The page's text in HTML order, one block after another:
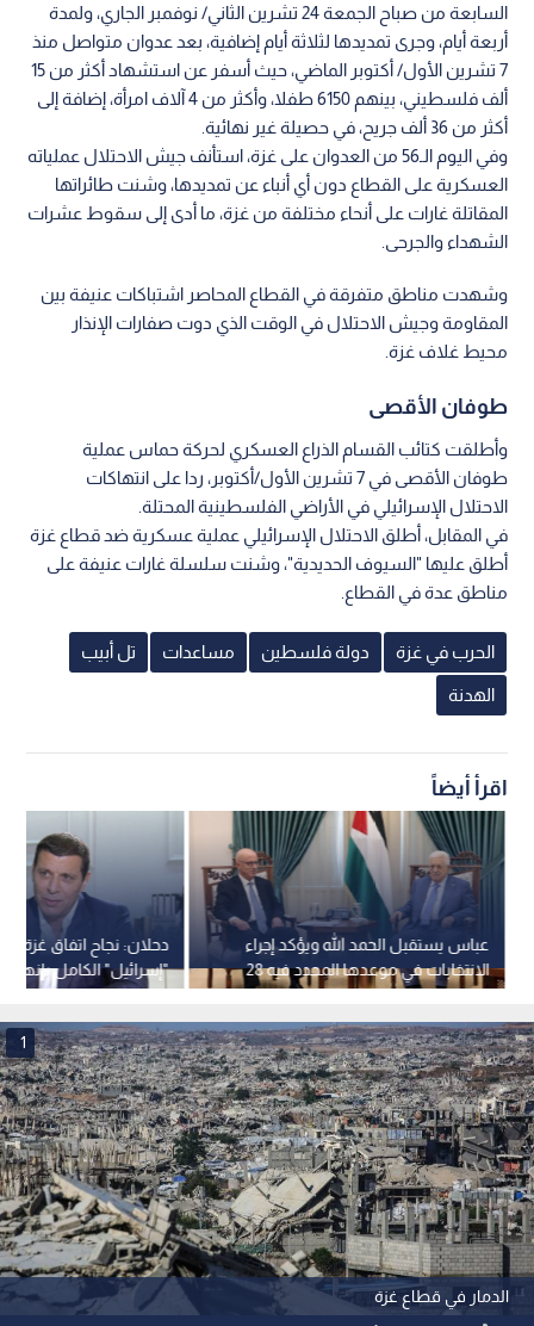
السابعة من صباح الجمعة 24 تشرين الثاني/ نوفمبر الجاري، ولمدة
أربعة أيام، وجرى تمديدها لثلاثة أيام إضافية، بعد عدوان متواصل منذ
7 تشرين الأول/ أكتوبر الماضي، حيث أسفر عن استشهاد أكثر من 15
ألف فلسطيني، بينهم 6150 طفلا، وأكثر من 4 آلاف امرأة، إضافة إلى
أكثر من 36 ألف جريح، في حصيلة غير نهائية.
وفي اليوم الـ56 من العدوان على غزة، استأنف جيش الاحتلال عملياته
العسكرية على القطاع دون أي أنباء عن تمديدها، وشنت طائراتها
المقاتلة غارات على أنحاء مختلفة من غزة، ما أدى إلى سقوط عشرات
الشهداء والجرحى.
وشهدت مناطق متفرقة في القطاع المحاصر اشتباكات عنيفة بين
المقاومة وجيش الاحتلال في الوقت الذي دوت صفارات الإنذار
محيط غلاف غزة.
طوفان الأقصى
وأطلقت كتائب القسام الذراع العسكري لحركة حماس عملية
طوفان الأقصى في 7 تشرين الأول/أكتوبر، ردا على انتهاكات
الاحتلال الإسرائيلي في الأراضي الفلسطينية المحتلة.
في المقابل، أطلق الاحتلال الإسرائيلي عملية عسكرية ضد قطاع غزة
أطلق عليها "السيوف الحديدية"، وشنت سلسلة غارات عنيفة على
مناطق عدة في القطاع.
الحرب في غزة دولة فلسطين مساعدات تل أبيب
الهدنة
اقرأ أيضاً
دحلان: نجاح اتفاق غزة
"إسرائيل" الكامل بإنهاء
اليومية
عباس يستقبل الحمد الله ويؤكد إجراء
الانتخابات في موعدها المحدد فيه 28
تشرين الثاني 2026
الدمار في قطاع غزة
1